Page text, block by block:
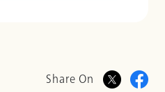
Share On